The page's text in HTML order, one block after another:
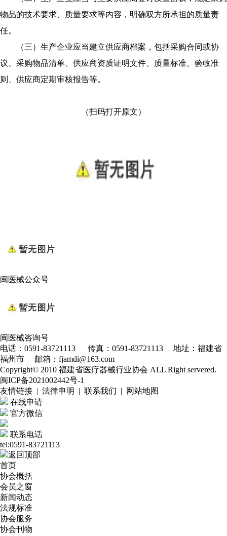
物品的技术要求、质量要求等内容，明确双方所承担的质量责
任。
（三）生产企业应当建立供应商档案，包括采购合同或协
议、采购物品清单、供应商资质证明文件、质量标准、验收准
则、供应商定期审核报告等。
（扫码打开原文）
闽医械公众号
闽医械咨询号
电话：0591-83721113 传真：0591-83721113 地址：福建省
福州市 邮箱：fjamdi@163.com
Copyright© 2010 福建省医疗器械行业协会 ALL Right servered.
闽ICP备2021002442号-1
友情链接 | 法律申明 | 联系我们 | 网站地图
在线申请
官方微信
联系电话
tel:0591-83721113
返回顶部
首页
协会概括
会员之窗
新闻动态
法规标准
协会服务
协会刊物